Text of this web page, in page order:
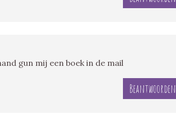
gun mij een boek in de mail
Beantwoorden